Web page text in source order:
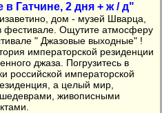
Гатчине, 2 дня + ж / д"
дом - музей Шварца,
фестивале. Ощутите атмосферу
" Джазовые выходные" !
императорской резиденции
джаза. Погрузитесь в
российской императорской
а целый мир,
живописными